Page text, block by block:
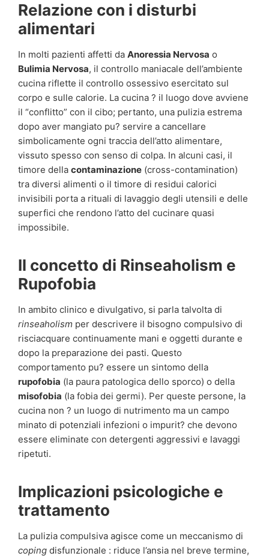
Relazione con i disturbi
alimentari
In molti pazienti affetti da Anoressia Nervosa o
Bulimia Nervosa, il controllo maniacale dell’ambiente
cucina riflette il controllo ossessivo esercitato sul
corpo e sulle calorie. La cucina ? il luogo dove avviene
il “conflitto” con il cibo; pertanto, una pulizia estrema
dopo aver mangiato pu? servire a cancellare
simbolicamente ogni traccia dell’atto alimentare,
vissuto spesso con senso di colpa. In alcuni casi, il
timore della contaminazione (cross-contamination)
tra diversi alimenti o il timore di residui calorici
invisibili porta a rituali di lavaggio degli utensili e delle
superfici che rendono l’atto del cucinare quasi
impossibile.
Il concetto di Rinseaholism e
Rupofobia
In ambito clinico e divulgativo, si parla talvolta di
rinseaholism per descrivere il bisogno compulsivo di
risciacquare continuamente mani e oggetti durante e
dopo la preparazione dei pasti. Questo
comportamento pu? essere un sintomo della
rupofobia (la paura patologica dello sporco) o della
misofobia (la fobia dei germi). Per queste persone, la
cucina non ? un luogo di nutrimento ma un campo
minato di potenziali infezioni o impurit? che devono
essere eliminate con detergenti aggressivi e lavaggi
ripetuti.
Implicazioni psicologiche e
trattamento
La pulizia compulsiva agisce come un meccanismo di
coping disfunzionale : riduce l’ansia nel breve termine,